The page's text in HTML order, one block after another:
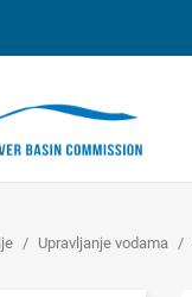
Upravljanje vodama